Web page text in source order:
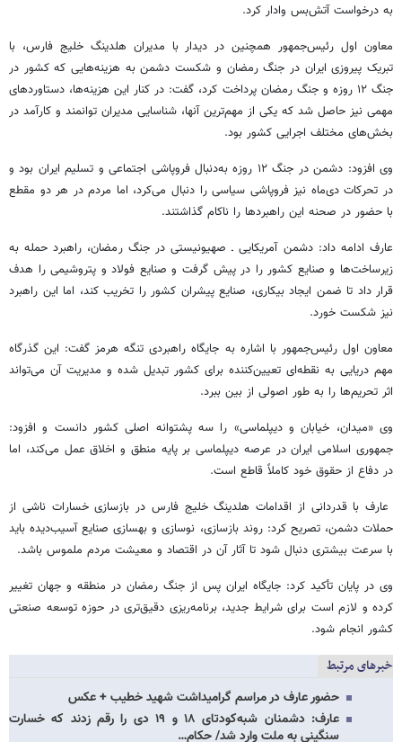
به درخواست آتش‌بس وادار کرد.
معاون اول رئیس‌جمهور همچنین در دیدار با مدیران هلدینگ خلیج فارس، با
تبریک پیروزی ایران در جنگ رمضان و شکست دشمن به هزینه‌هایی که کشور در
جنگ ۱۲ روزه و جنگ رمضان پرداخت کرد، گفت: در کنار این هزینه‌ها، دستاوردهای
مهمی نیز حاصل شد که یکی از مهم‌ترین آنها، شناسایی مدیران توانمند و کارآمد در
بخش‌های مختلف اجرایی کشور بود.
وی افزود: دشمن در جنگ ۱۲ روزه به‌دنبال فروپاشی اجتماعی و تسلیم ایران بود و
در تحرکات دی‌ماه نیز فروپاشی سیاسی را دنبال می‌کرد، اما مردم در هر دو مقطع
با حضور در صحنه این راهبردها را ناکام گذاشتند.
عارف ادامه داد: دشمن آمریکایی ـ صهیونیستی در جنگ رمضان، راهبرد حمله به
زیرساخت‌ها و صنایع کشور را در پیش گرفت و صنایع فولاد و پتروشیمی را هدف
قرار داد تا ضمن ایجاد بیکاری، صنایع پیشران کشور را تخریب کند، اما این راهبرد
نیز شکست خورد.
معاون اول رئیس‌جمهور با اشاره به جایگاه راهبردی تنگه هرمز گفت: این گذرگاه
مهم دریایی به نقطه‌ای تعیین‌کننده برای کشور تبدیل شده و مدیریت آن می‌تواند
اثر تحریم‌ها را به طور اصولی از بین ببرد.
وی «میدان، خیابان و دیپلماسی» را سه پشتوانه اصلی کشور دانست و افزود:
جمهوری اسلامی ایران در عرصه دیپلماسی بر پایه منطق و اخلاق عمل می‌کند، اما
در دفاع از حقوق خود کاملاً قاطع است.
عارف با قدردانی از اقدامات هلدینگ خلیج فارس در بازسازی خسارات ناشی از
حملات دشمن، تصریح کرد: روند بازسازی، نوسازی و بهسازی صنایع آسیب‌دیده باید
با سرعت بیشتری دنبال شود تا آثار آن در اقتصاد و معیشت مردم ملموس باشد.
وی در پایان تأکید کرد: جایگاه ایران پس از جنگ رمضان در منطقه و جهان تغییر
کرده و لازم است برای شرایط جدید، برنامه‌ریزی دقیق‌تری در حوزه توسعه صنعتی
کشور انجام شود.
خبرهای مرتبط
حضور عارف در مراسم گرامیداشت شهید خطیب + عکس
عارف: دشمنان شبه‌کودتای ۱۸ و ۱۹ دی را رقم زدند که خسارت
سنگینی به ملت وارد شد/ حکام…